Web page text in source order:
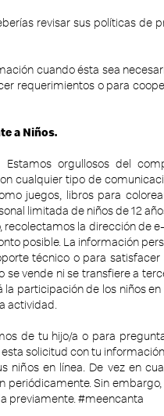
revisar sus políticas de
cuando ésta sea
requerimientos o para
a Niños.
orgullosos del
cualquier tipo de
juegos, libros para
limitada de niños de 12
la dirección de
posible. La información
técnico o para
vende ni se transfiere a
participación de los niños
actividad.
de tu hijo/a o para
solicitud con tu
en línea. De vez en
Sin
previamente. #meencanta